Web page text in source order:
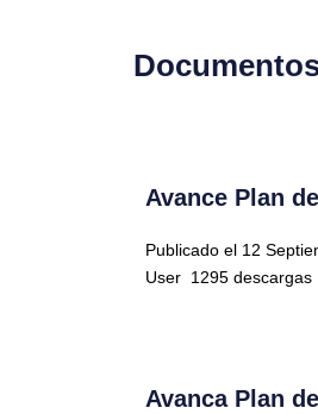
Avance Plan
Publicado el 12
User 1295 descargas
Avanca Plan